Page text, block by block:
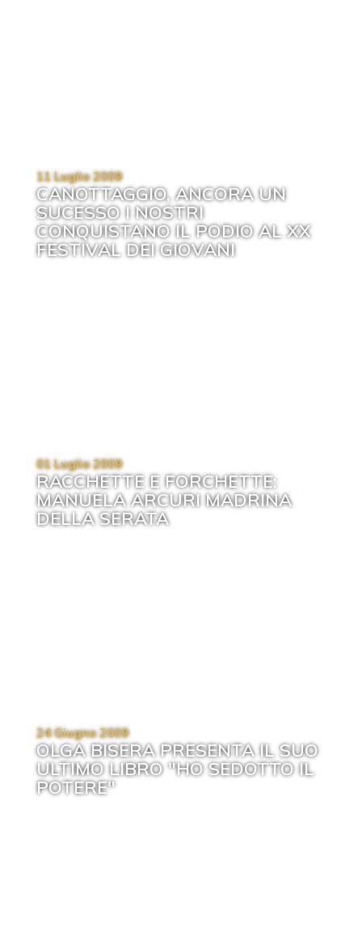
11 Luglio 2009
CANOTTAGGIO, ANCORA UN
SUCESSO I NOSTRI
CONQUISTANO IL PODIO AL XX
FESTIVAL DEI GIOVANI
01 Luglio 2009
RACCHETTE E FORCHETTE:
MANUELA ARCURI MADRINA
DELLA SERATA
24 Giugno 2009
OLGA BISERA PRESENTA IL SUO
ULTIMO LIBRO "HO SEDOTTO IL
POTERE"